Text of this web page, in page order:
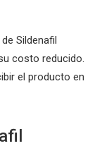
Sildenafil
costo reducido.
el producto en